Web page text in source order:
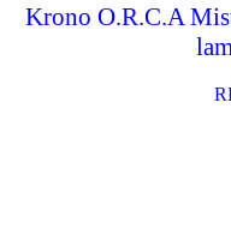
Krono O.R.C.A